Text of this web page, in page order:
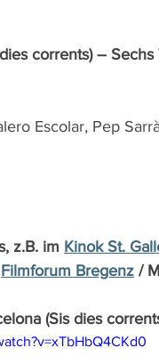
corrents) –
Escolar, Pep
z.B. im Kinok St.
Filmforum Bregenz /
(Sis dies